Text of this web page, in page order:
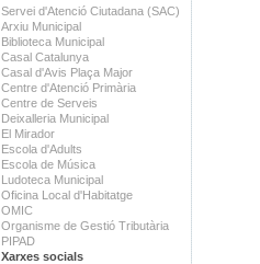
Servei d'Atenció Ciutadana (SAC)
Arxiu Municipal
Biblioteca Municipal
Casal Catalunya
Casal d'Avis Plaça Major
Centre d'Atenció Primària
Centre de Serveis
Deixalleria Municipal
El Mirador
Escola d'Adults
Escola de Música
Ludoteca Municipal
Oficina Local d'Habitatge
OMIC
Organisme de Gestió Tributària
PIPAD
Xarxes socials